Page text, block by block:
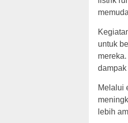
untuk
Melalui
lebih